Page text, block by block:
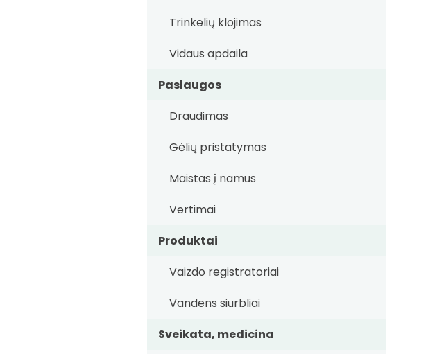
Trinkelių klojimas
Vidaus apdaila
Paslaugos
Draudimas
Gėlių pristatymas
Maistas į namus
Vertimai
Produktai
Vaizdo registratoriai
Vandens siurbliai
Sveikata, medicina